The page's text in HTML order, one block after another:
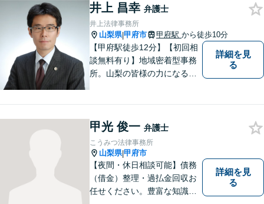
分析し、解決に向けてどのよ
うな方法・手段を取ることが
良いのか等を助言させていた
だきます。
井上 昌幸 弁護士
井上法律事務所
山梨県|甲府市 甲府駅 から徒歩10分
【甲府駅徒歩12分】【初回相
談無料有り】地域密着型事務
所。山梨の皆様の力になるべ
なんでもご相談ください。将
来を見据えた適切なソリュー
ションをご提案いたします。
詳細を見
る
甲光 俊一 弁護士
こうみつ法律事務所
山梨県|甲府市
【夜間・休日相談可能】債務
（借金）整理・過払金回収お
任せください。豊富な知識・
詳細を見
る